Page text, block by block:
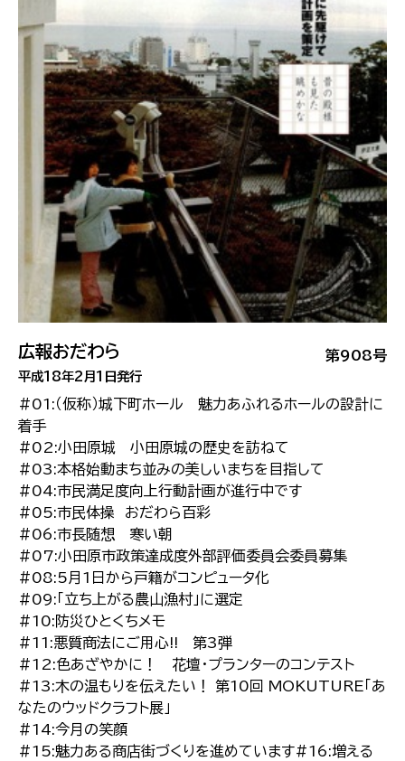
第908号
広報おだわら
平成18年2月1日発行
#01:（仮称）城下町ホール 魅力あふれるホールの設計に
着手
#02:小田原城 小田原城の歴史を訪ねて
#03:本格始動まち並みの美しいまちを目指して
#04:市民満足度向上行動計画が進行中です
#05:市民体操 おだわら百彩
#06:市長随想 寒い朝
#07:小田原市政策達成度外部評価委員会委員募集
#08:5月1日から戸籍がコンピュータ化
#09:「立ち上がる農山漁村」に選定
#10:防災ひとくちメモ
#11:悪質商法にご用心!! 第3弾
#12:色あざやかに！ 花壇・プランターのコンテスト
#13:木の温もりを伝えたい！ 第10回 MOKUTURE「あ
なたのウッドクラフト展」
#14:今月の笑顔
#15:魅力ある商店街づくりを進めています#16:増える